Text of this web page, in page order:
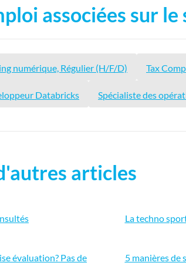
associées sur le
numérique, Régulier (H/F/D) Tax
Databricks Spécialiste des
articles
La techno
évaluation? Pas de
5 manières de